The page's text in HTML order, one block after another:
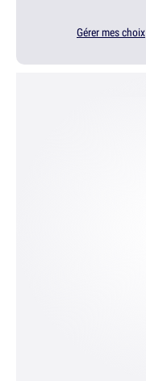
Gérer mes choix